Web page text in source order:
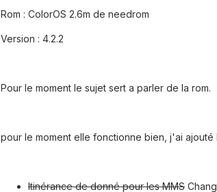
Rom : ColorOS 2.6m de needrom
Version : 4.2.2
Pour le moment le sujet sert a parler de la rom.
pour le moment elle fonctionne bien, j'ai
Itinérance de donné pour les MMS